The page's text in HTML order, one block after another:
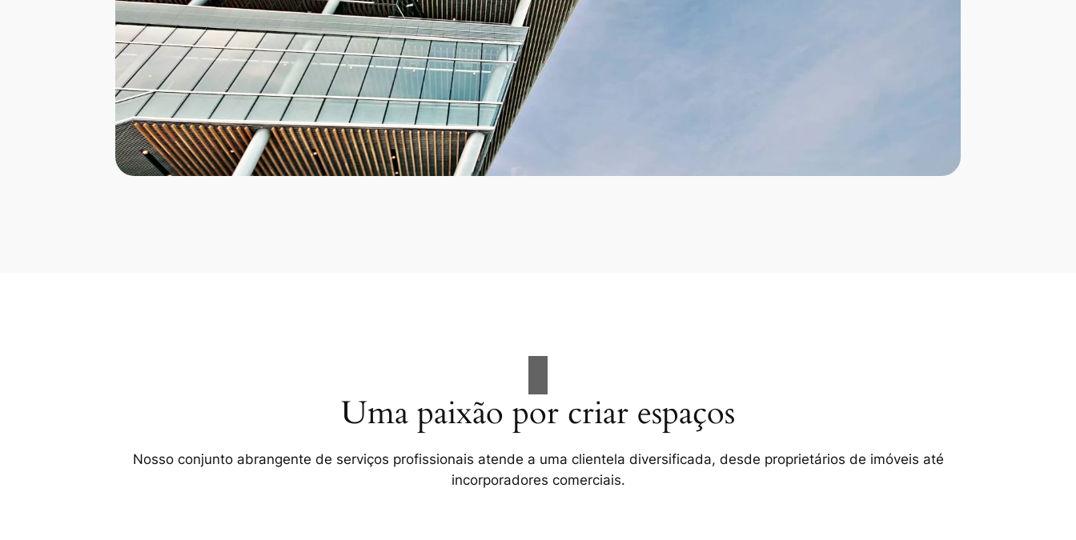
Uma paixão por criar espaços
Nosso conjunto abrangente de serviços profissionais atende a uma clientela diversificada, desde proprietários de imóveis até
incorporadores comerciais.